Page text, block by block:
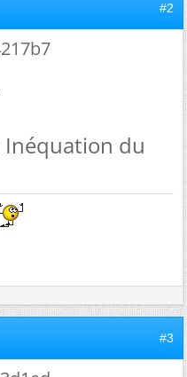
#2
Inéquation du
#3